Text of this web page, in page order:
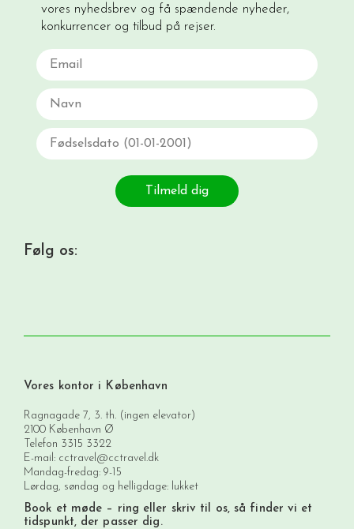
vores nyhedsbrev og få spændende nyheder,
konkurrencer og tilbud på rejser.
Email
Navn
Fødselsdato
Tilmeld dig
Følg os:
Vores kontor i København
Ragnagade 7, 3. th. (ingen elevator)
2100 København Ø
Telefon 3315 3322
E-mail: cctravel@cctravel.dk
Mandag-fredag: 9-15
Lørdag, søndag og helligdage: lukket
Book et møde – ring eller skriv til os, så finder vi et
tidspunkt, der passer dig.